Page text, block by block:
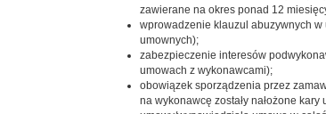
zawierane na okres ponad 12
wprowadzenie klauzul abuzywnych
umownych);
zabezpieczenie interesów
umowach z wykonawcami);
obowiązek sporządzenia przez
na wykonawcę zostały nałożone